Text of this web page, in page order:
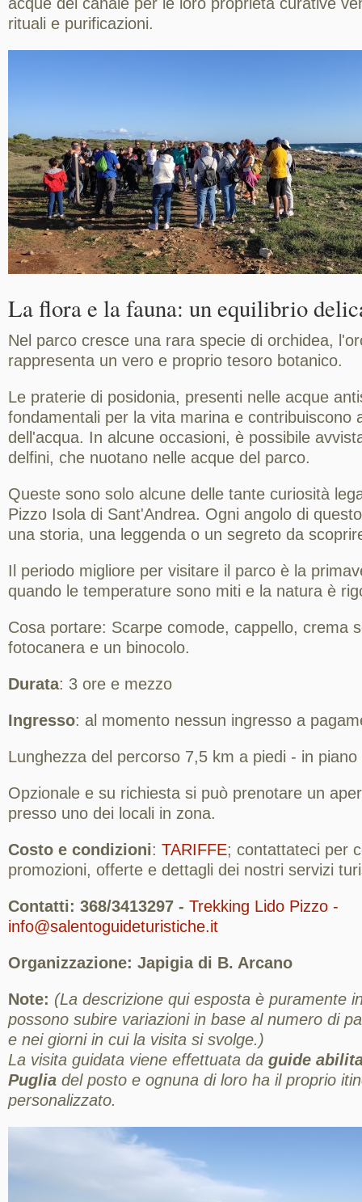
rituali e purificazioni.
La flora e la fauna: un equilibrio
Nel parco cresce una rara specie di orchidea,
rappresenta un vero e proprio tesoro botanico.
Le praterie di posidonia, presenti nelle acque
fondamentali per la vita marina e contribuiscono
dell'acqua. In alcune occasioni, è possibile
delfini, che nuotano nelle acque del parco.
Queste sono solo alcune delle tante curiosità
Pizzo Isola di Sant'Andrea. Ogni angolo di
una storia, una leggenda o un segreto da
Il periodo migliore per visitare il parco è la
quando le temperature sono miti e la natura è
Cosa portare: Scarpe comode, cappello, crema
fotocanera e un binocolo.
Durata: 3 ore e mezzo
Ingresso: al momento nessun ingresso a
Lunghezza del percorso 7,5 km a piedi - in
Opzionale e su richiesta si può prenotare un
presso uno dei locali in zona.
Costo e condizioni: TARIFFE; contattateci per
promozioni, offerte e dettagli dei nostri servizi
Contatti: 368/3413297 - Trekking Lido Pizzo -
info@salentoguideturistiche.it
Organizzazione: Japigia di B. Arcano
Note: (La descrizione qui esposta è puramente
possono subire variazioni in base al numero di
e nei giorni in cui la visita si svolge.)
La visita guidata viene effettuata da guide
Puglia del posto e ognuna di loro ha il proprio
personalizzato.